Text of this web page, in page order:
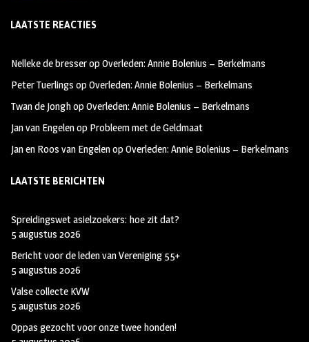
b
oo
k
ag
m
tt
LAATSTE REACTIES
Nelleke de bresseropOverleden: Annie Bolenius – Berkelmans
Peter Tuerlings opOverleden: Annie Bolenius – Berkelmans
Twan de JonghopOverleden: Annie Bolenius – Berkelmans
Jan van Engelenop Probleem met de Geldmaat
Jan en Roos van EngelenopOverleden: Annie Bolenius – Berkelmans
LAATSTE BERICHTEN
Spreidingswet asielzoekers: hoe zit dat?
5 augustus 2026
Bericht voor de leden van Vereniging 55+
5 augustus 2026
Valse collecte KVW
5 augustus 2026
Oppas gezocht voor onze twee honden!